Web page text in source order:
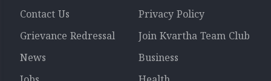
Contact Us
Privacy Policy
Grievance Redressal
Join Kvartha Team Club
News
Business